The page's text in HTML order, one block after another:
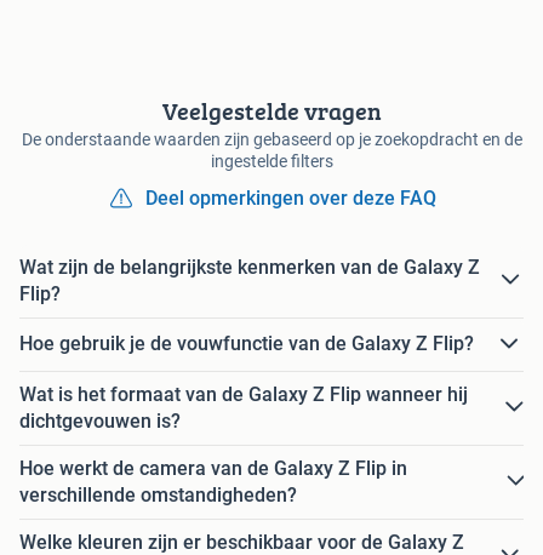
Veelgestelde vragen
De onderstaande waarden zijn gebaseerd op je zoekopdracht en de
ingestelde filters
Deel opmerkingen over deze FAQ
Wat zijn de belangrijkste kenmerken van de Galaxy Z
Flip?
Hoe gebruik je de vouwfunctie van de Galaxy Z Flip?
Wat is het formaat van de Galaxy Z Flip wanneer hij
dichtgevouwen is?
Hoe werkt de camera van de Galaxy Z Flip in
verschillende omstandigheden?
Welke kleuren zijn er beschikbaar voor de Galaxy Z